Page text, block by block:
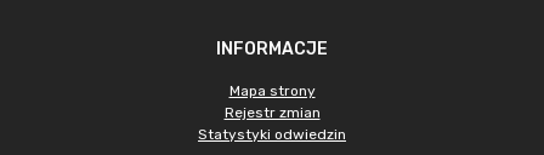
INFORMACJE
Mapa strony
Rejestr zmian
Statystyki odwiedzin